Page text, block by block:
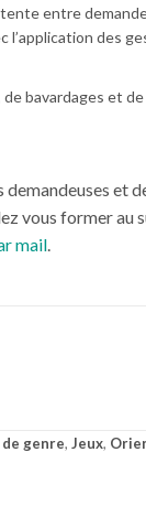
entre
l’application des
bavardages et
demandeuses et
vous former au
mail.
genre, Jeux,